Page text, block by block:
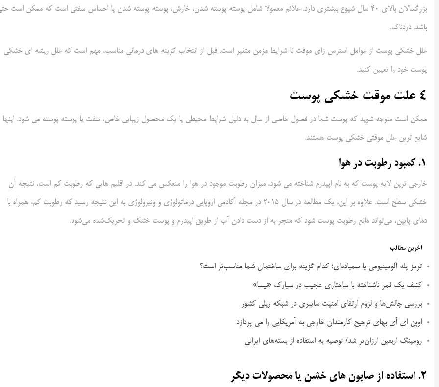
بزرگسالان بالای 40 سال شیوع بیشتری دارد. علائم معمولا شامل پوسته پوسته شدن، خارش، پوسته پوسته شدن یا احساس سفتی است که ممکن است
باشد. دردناک.
علل خشکی پوست از عوامل استرس زای موقت تا شرایط مزمن متغیر است. قبل از انتخاب گزینه های درمانی مناسب، مهم است که علل ریشه ای خشکی
پوست خود را تعیین کنید.
4 علت موقت خشکی پوست
ممکن است متوجه شوید که پوست شما در فصول خاصی از سال به دلیل شرایط محیطی یا یک محصول زیبایی خاص، سفت یا پوسته پوسته می شود. اینها
شایع ترین علل موقتی خشکی پوست هستند.
1. کمبود رطوبت در هوا
خارجی ترین لایه پوست که به نام اپیدرم شناخته می شود، میزان رطوبت موجود در هوا را منعکس می کند. در اقلیم هایی که رطوبت کم است، نتیجه آن
خشکی سطح است. علاوه بر این، یک مطالعه در سال 2015 در مجله آکادمی اروپایی درماتولوژی و ونیرولوژی به این نتیجه رسید که رطوبت کم، همراه با
دمای پایین، می‌تواند مانع رطوبت پوست شود که منجر به از دست دادن آب از طریق اپیدرم و پوست خشک و تحریک‌شده می‌شود.
آخرین مطالب
ترمز پله آلومینیومی یا سمباده‌ای؛ کدام گزینه برای ساختمان شما مناسب‌تر است؟
کشف یک قمر ناشناخته با ساختاری عجیب در سیارک «نیسا»
بررسی چالش‌ها و لزوم ارتقای امنیت سایبری در شبکه ریلی کشور
اوپن ای آی بهای ترجیح کارمندان خارجی به آمریکایی را می پردازد
رومینگ اربعین ارزان‌تر شد/ توصیه به استفاده از بسته‌های ایرانی
2. استفاده از صابون های خشن یا محصولات دیگر